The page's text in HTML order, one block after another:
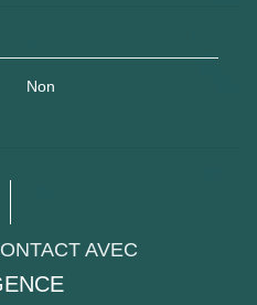
Non
AVEC